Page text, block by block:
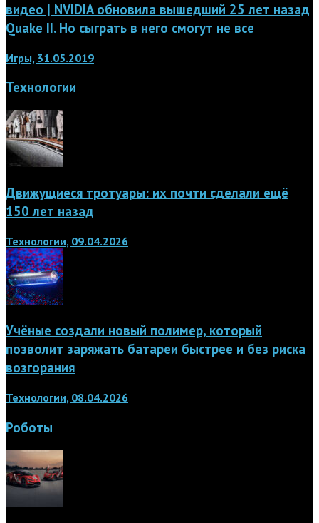
видео | NVIDIA обновила вышедший 25 лет назад
Quake II. Но сыграть в него смогут не все
Игры, 31.05.2019
Технологии
Движущиеся тротуары: их почти сделали ещё
150 лет назад
Технологии, 09.04.2026
Учёные создали новый полимер, который
позволит заряжать батареи быстрее и без риска
возгорания
Технологии, 08.04.2026
Роботы